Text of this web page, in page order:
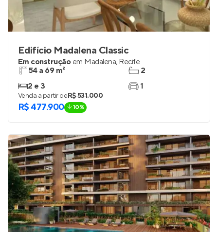
Edifício Madalena Classic
Em construção em Madalena, Recife
54 a 69 m²
2 e 3
2
1
Venda a partir deR$ 531.000
R$ 477.900 10%